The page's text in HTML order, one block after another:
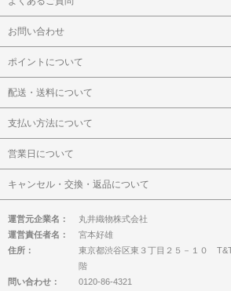
お問い合わせ
ポイントについて
配送・送料について
支払い方法について
営業日について
キャンセル・交換・返品について
運営元企業名：
丸井織物株式会社
運営責任者名：
宮本好雄
住所：
東京都渋谷区東３丁目２５－１０
階
問い合わせ：
0120-86-4321